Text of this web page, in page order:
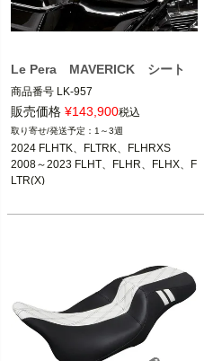
Le Pera MAVERICK シート
商品番号 LK-957
D型番：0801-0379,メーカー型番：LK
-957,B型番：498969
2024 FLHTK、FLTRK、FLHRXS
2008～2023 ツーリング
販売価格 ¥143,900税込
1～3週
2024 FLHTK、FLTRK、FLHRXS
2008～2023 FLHT、FLHR、FLHX、F
LTR(X)